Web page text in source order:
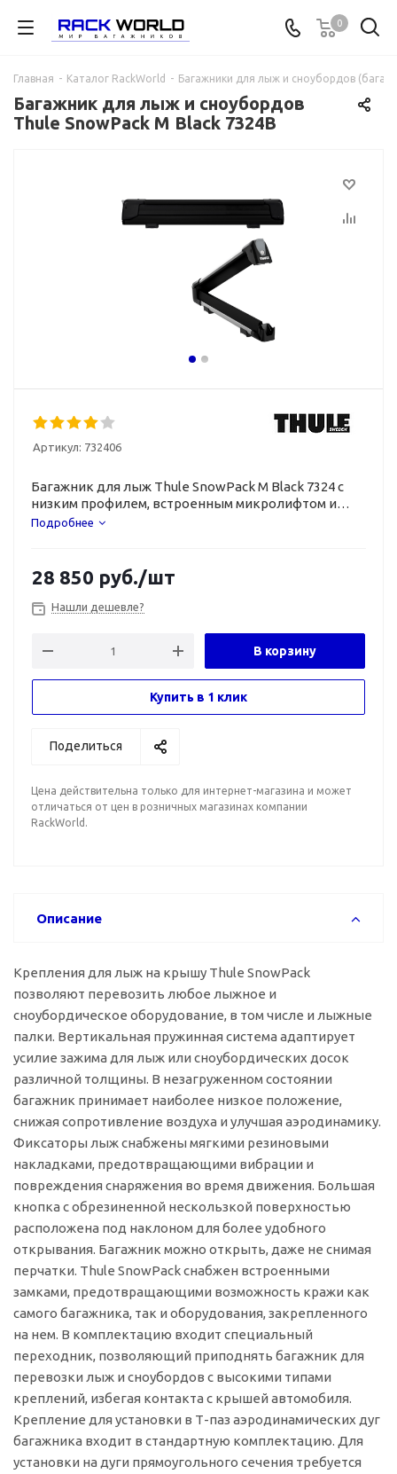
0
Главная - Каталог RackWorld - Багажники для лыж и сноубордов
Багажник для лыж и сноубордов
Thule SnowPack M Black 7324B
Артикул: 732406
Багажник для лыж Thule SnowPack M Black 7324 с
низким профилем, встроенным микролифтом и
шириной груза 50 см.
Подробнее
28 850 руб./шт
Нашли дешевле?
В корзину
Купить в 1 клик
Поделиться
Цена действительна только для интернет-магазина и может
отличаться от цен в розничных магазинах компании
RackWorld.
Описание
Крепления для лыж на крышу Thule SnowPack
позволяют перевозить любое лыжное и
сноубордическое оборудование, в том числе и лыжные
палки. Вертикальная пружинная система адаптирует
усилие зажима для лыж или сноубордических досок
различной толщины. В незагруженном состоянии
багажник принимает наиболее низкое положение,
снижая сопротивление воздуха и улучшая аэродинамику.
Фиксаторы лыж снабжены мягкими резиновыми
накладками, предотвращающими вибрации и
повреждения снаряжения во время движения. Большая
кнопка с обрезиненной нескользкой поверхностью
расположена под наклоном для более удобного
открывания. Багажник можно открыть, даже не снимая
перчатки. Thule SnowPack снабжен встроенными
замками, предотвращающими возможность кражи как
самого багажника, так и оборудования, закрепленного
на нем. В комплектацию входит специальный
переходник, позволяющий приподнять багажник для
перевозки лыж и сноубордов с высокими типами
креплений, избегая контакта с крышей автомобиля.
Крепление для установки в Т-паз аэродинамических дуг
багажника входит в стандартную комплектацию. Для
установки на дуги прямоугольного сечения требуется